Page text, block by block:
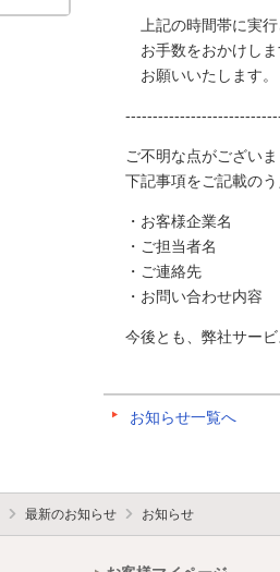
上記の時間帯に実行
お手数をおかけしま
お願いいたします。
ご不明な点がござい
下記事項をご記載の
・お客様企業名
・ご担当者名
・ご連絡先
・お問い合わせ内容
今後とも、弊社サー
お知らせ一覧へ
最新のお知らせ お知らせ